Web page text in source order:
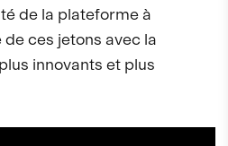
de la plateforme à
ces jetons avec la
innovants et plus